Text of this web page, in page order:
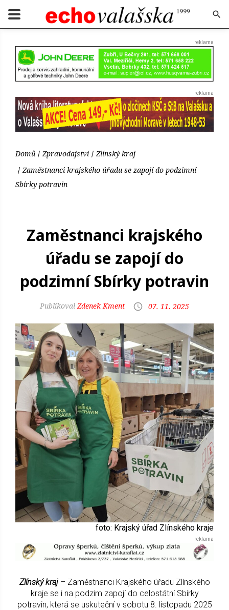
Domů Zpravodajství
Zlínský kraj
Zaměstnanci krajského úřadu se zapojí do podzimní
Sbírky potravin
Zaměstnanci krajského
úřadu se zapojí do
podzimní Sbírky potravin
Zdenek Kment 07. 11. 2025
foto: Krajský úřad Zlínského kraje
Zlínský kraj – Zaměstnanci Krajského úřadu Zlínského
kraje se i na podzim zapojí do celostátní Sbírky
potravin, která se uskuteční v sobotu 8. listopadu 2025